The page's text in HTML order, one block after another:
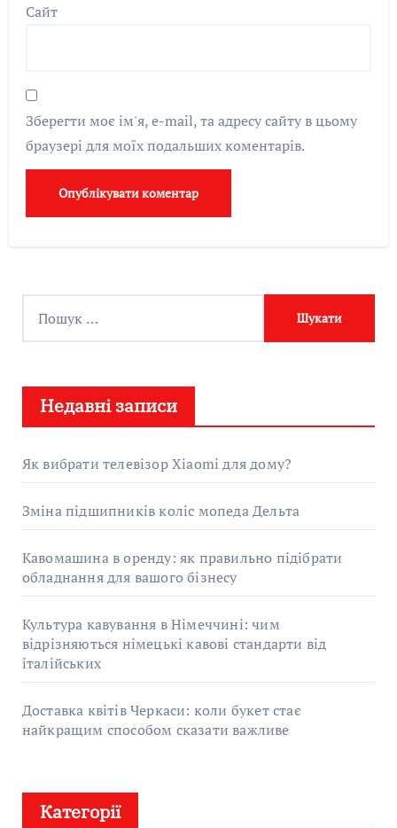
Сайт
Зберегти моє ім'я, e-mail, та адресу сайту в цьому
браузері для моїх подальших коментарів.
:
Недавні записи
Як вибрати телевізор Xiaomi для дому?
Зміна підшипників коліс мопеда Дельта
Кавомашина в оренду: як правильно підібрати
обладнання для вашого бізнесу
Культура кавування в Німеччині: чим
відрізняються німецькі кавові стандарти від
італійських
Доставка квітів Черкаси: коли букет стає
найкращим способом сказати важливе
Категорії